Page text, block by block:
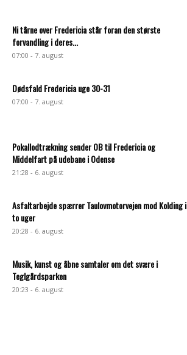
Ni tårne over Fredericia står foran den største
forvandling i deres...
07:00 - 7. august
Dødsfald Fredericia uge 30-31
07:00 - 7. august
Pokallodtrækning sender OB til Fredericia og
Middelfart på udebane i Odense
21:28 - 6. august
Asfaltarbejde spærrer Taulovmotorvejen mod Kolding i
to uger
20:28 - 6. august
Musik, kunst og åbne samtaler om det svære i
Teglgårdsparken
20:23 - 6. august